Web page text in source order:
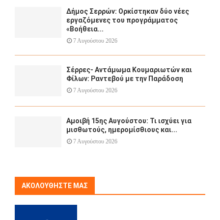
Δήμος Σερρών: Ορκίστηκαν δύο νέες
εργαζόμενες του προγράμματος
«Βοήθεια...
7 Αυγούστου 2026
Σέρρες- Αντάμωμα Κουμαριωτών και
Φίλων: Ραντεβού με την Παράδοση
7 Αυγούστου 2026
Αμοιβή 15ης Αυγούστου: Τι ισχύει για
μισθωτούς, ημερομίσθιους και...
7 Αυγούστου 2026
ΑΚΟΛΟΥΘΉΣΤΕ ΜΑΣ